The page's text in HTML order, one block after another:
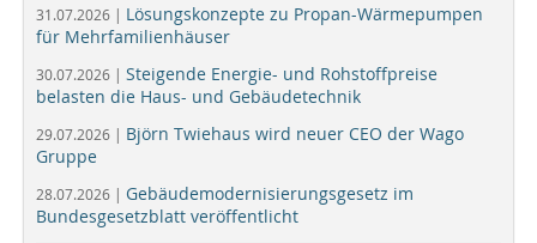
31.07.2026 | Lösungskonzepte zu Propan-Wärmepumpen
für Mehrfamilienhäuser
30.07.2026 | Steigende Energie- und Rohstoffpreise
belasten die Haus- und Gebäudetechnik
29.07.2026 | Björn Twiehaus wird neuer CEO der Wago
Gruppe
28.07.2026 | Gebäudemodernisierungsgesetz im
Bundesgesetzblatt veröffentlicht